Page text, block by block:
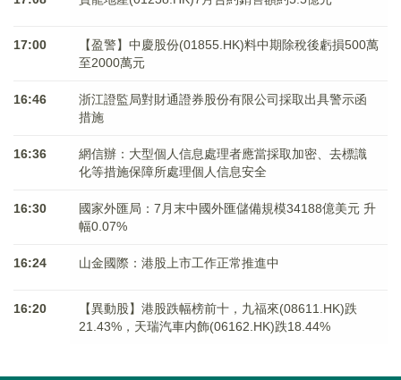
17:00
【盈警】中慶股份(01855.HK)料中期除稅後虧損500萬
至2000萬元
16:46
浙江證監局對財通證券股份有限公司採取出具警示函
措施
16:36
網信辦：大型個人信息處理者應當採取加密、去標識
化等措施保障所處理個人信息安全
16:30
國家外匯局：7月末中國外匯儲備規模34188億美元 升
幅0.07%
16:24 山金國際：港股上市工作正常推進中
16:20
【異動股】港股跌幅榜前十，九福來(08611.HK)跌
21.43%，天瑞汽車内飾(06162.HK)跌18.44%